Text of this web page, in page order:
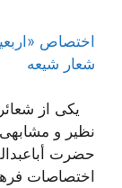
اختصاص
شعار شیعه
یکی از
نظیر و
حضرت
اختصاصات